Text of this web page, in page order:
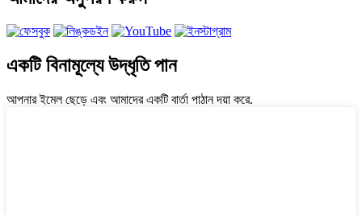
একটি বিনামূল্যে উদ্ধৃতি পান
আপনার ইমেল ছেড়ে এবং আমাদের একটি বার্তা পাঠান দয়া করে.